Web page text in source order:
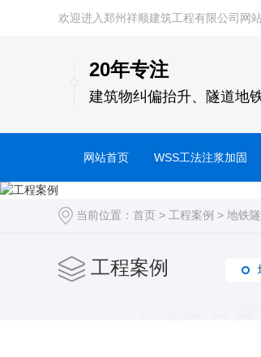
欢迎进入郑州祥顺建筑工程有限公司网站
20年专注
建筑物纠偏抬升、隧道地
网站首页 WSS工法注浆加固
当前位置： 首页 > 工程案例 > 地铁
工程案例